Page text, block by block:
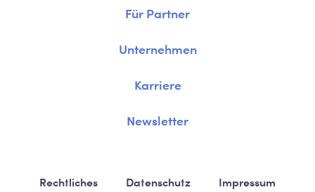
Für Partner
Unternehmen
Karriere
Newsletter
Rechtliches Datenschutz Impressum